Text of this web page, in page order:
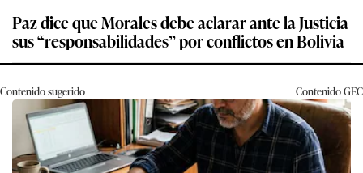
Paz dice que Morales debe aclarar ante la Justicia
sus “responsabilidades” por conflictos en Bolivia
Contenido sugerido ContenidoGEC